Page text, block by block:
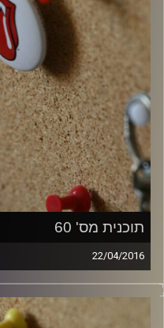
תוכנית מס' 60
22/04/2016
קלאסיקות רוק עם אורן הוף.
włodi